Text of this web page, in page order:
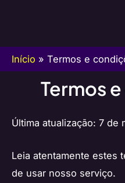
conteúdo
Início » Termos e
Termos
Última atualização: 7 de
Leia atentamente estes
de usar nosso serviço.